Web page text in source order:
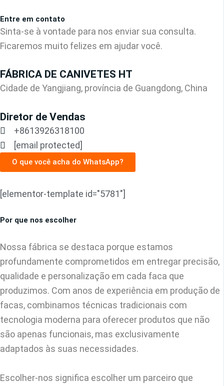
Entre em contato
Sinta-se à vontade para nos enviar sua consulta.
Ficaremos muito felizes em ajudar você.
FÁBRICA DE CANIVETES HT
Cidade de Yangjiang, província de Guangdong, China
Diretor de Vendas
+8613926318100
[email protected]
O que você acha do WhatsApp?
[elementor-template id="5781"]
Por que nos escolher
Nossa fábrica se destaca porque estamos
profundamente comprometidos em entregar precisão,
qualidade e personalização em cada faca que
produzimos. Com anos de experiência em produção de
facas, combinamos técnicas tradicionais com
tecnologia moderna para oferecer produtos que não
são apenas funcionais, mas exclusivamente
adaptados às suas necessidades.
Escolher-nos significa escolher um parceiro que